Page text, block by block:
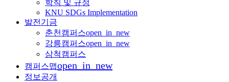
학칙 및 규정
KNU SDGs Implementation
발전기금
춘천캠퍼스open_in_new
강릉캠퍼스open_in_new
삼척캠퍼스
캠퍼스맵open_in_new
정보공개